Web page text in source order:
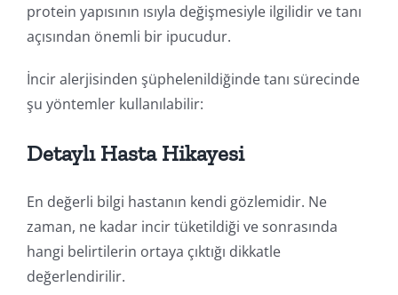
protein yapısının ısıyla değişmesiyle ilgilidir ve tanı
açısından önemli bir ipucudur.
İncir alerjisinden şüphelenildiğinde tanı sürecinde
şu yöntemler kullanılabilir:
Detaylı Hasta Hikayesi
En değerli bilgi hastanın kendi gözlemidir. Ne
zaman, ne kadar incir tüketildiği ve sonrasında
hangi belirtilerin ortaya çıktığı dikkatle
değerlendirilir.